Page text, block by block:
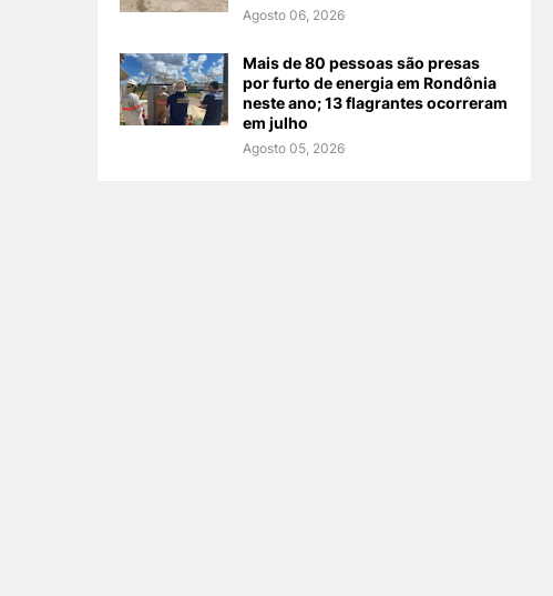
Agosto 06, 2026
Mais de 80 pessoas são presas
por furto de energia em Rondônia
neste ano; 13 flagrantes ocorreram
em julho
Agosto 05, 2026